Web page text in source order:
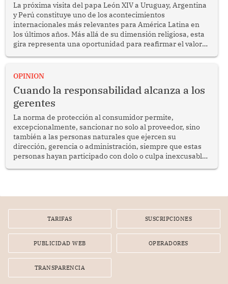
La próxima visita del papa León XIV a Uruguay, Argentina
y Perú constituye uno de los acontecimientos
internacionales más relevantes para América Latina en
los últimos años. Más allá de su dimensión religiosa, esta
gira representa una oportunidad para reafirmar el valor
enfrenta desafíos en materia de desarrollo, cohesión
OPINION
Cuando la responsabilidad alcanza a los
gerentes
La norma de protección al consumidor permite,
excepcionalmente, sancionar no solo al proveedor, sino
también a las personas naturales que ejercen su
dirección, gerencia o administración, siempre que estas
personas hayan participado con dolo o culpa inexcusable
por la frustrada realización de un meet and greet con
TARIFAS SUSCRIPCIONES
PUBLICIDAD WEB OPERADORES
TRANSPARENCIA